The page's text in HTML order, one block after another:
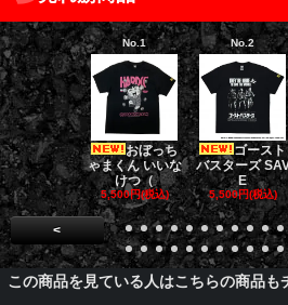
No.1
おぼっち
ゃまくん いいな
けつ（
5,500円(税込)
No.2
ゴースト
バスターズ
E
5,500円(税込)
<
この商品を見ている人はこちらの商品も